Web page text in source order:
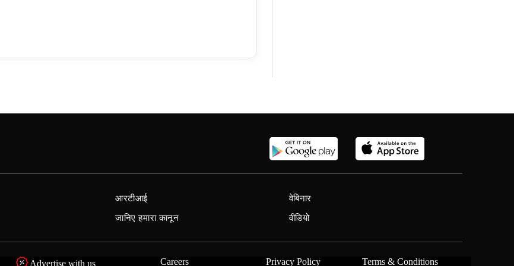
आरटीआई
जानिए हमारा कानून
वेबिनार
वीडियो
Advertise with us Careers Privacy Policy Terms & Conditions